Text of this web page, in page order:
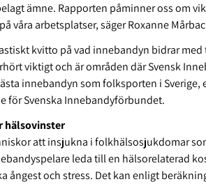
ämne. Rapporten påminner oss om
våra arbetsplatser, säger Roxanne
kvitto på vad innebandyn bidrar
viktigt och är områden där Svensk
innebandyn som folksporten i
för Svenska Innebandyförbundet.
hälsovinster
att insjukna i folkhälsosjukdomar
leda till en hälsorelaterad
ångest och stress. Det kan enligt